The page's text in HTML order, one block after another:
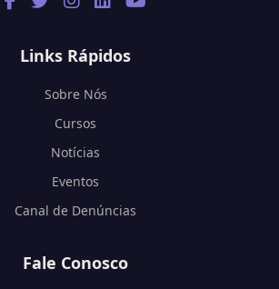
Links Rápidos
Sobre Nós
Cursos
Notícias
Eventos
Canal de Denúncias
Fale Conosco